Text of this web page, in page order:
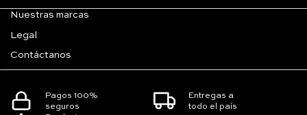
Nuestras marcas
Legal
Contáctanos
Pagos 100%
seguros
Entregas a
todo el país